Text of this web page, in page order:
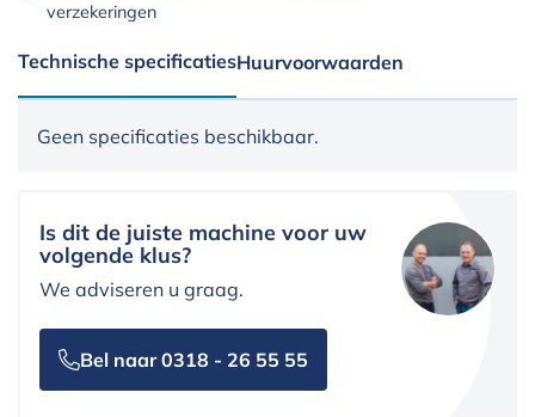
verzekeringen
Technische specificatiesHuurvoorwaarden
Geen specificaties beschikbaar.
Is dit de juiste machine voor uw
volgende klus?
We adviseren u graag.
Bel naar 0318 - 26 55 55